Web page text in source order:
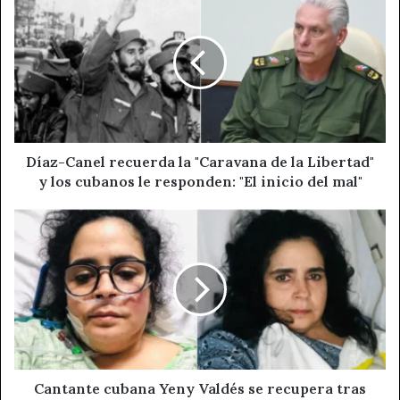
Canel
recuerda
la
"Caravana
de
la
Libertad"
y
los
cubanos
responden:
inicio
del
mal"
Díaz-Canel recuerda la "Caravana de la Libertad"
y los cubanos le responden: "El inicio del mal"
Cantante
cubana
Yeny
Valdés
se
recupera
tras
grave
crisis
Cantante cubana Yeny Valdés se recupera tras